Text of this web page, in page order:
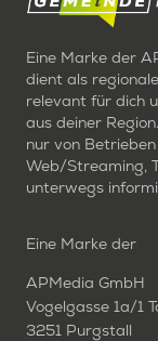
Eine Marke der
dient als
relevant für dich
aus deiner
nur von
Web/Streaming,
unterwegs
Eine Marke der
APMedia GmbH
Vogelgasse 1a/1
3251 Purgstall